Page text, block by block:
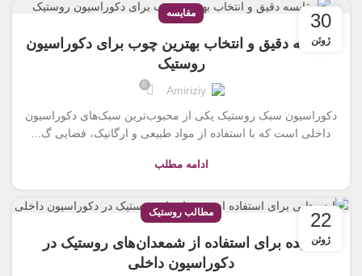
30
ژوئن
مقایسه
مقایسه دقیق و انتخاب بهترین چوب برای دکوراسیون
روستیک
Amiriziy
0
دکوراسیون سبک روستیک یکی از محبوب‌ترین سبک‌های دکوراسیون
داخلی است که با استفاده از مواد طبیعی و ارگانیک، فضایی گ...
ادامه مطلب
22
ژوئن
مطالب روستیک
5 ایده برای استفاده از شمعدان‌های روستیک در
دکوراسیون داخلی